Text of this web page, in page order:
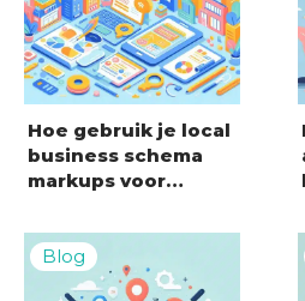
Hoe gebruik je local
business schema
markups voor…